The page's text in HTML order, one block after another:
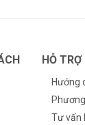
HỖ
Hướng
Tư vấn